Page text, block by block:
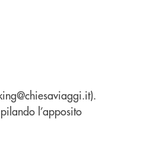
l’apposito